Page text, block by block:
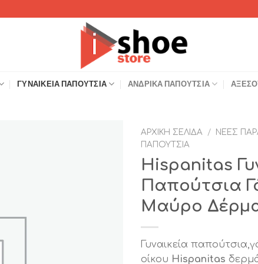
ΓΥΝΑΙΚΕΊΑ ΠΑΠΟΎΤΣΙΑ ΑΝΔΡΙΚΆ ΠΑΠΟΎΤΣΙΑ
ΑΡΧΙΚΉ ΣΕΛΊΔΑ / ΝΈΕΣ
ΠΑΠΟΎΤΣΙΑ
Hispanitas
Παπούτσια
Μαύρο
Γυναικεία
οίκου Hispanitas